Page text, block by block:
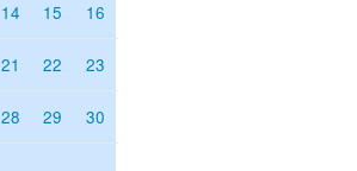
14 15 16
21 22 23
28 29 30